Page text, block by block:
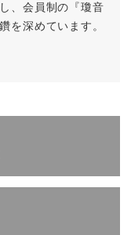
、会員制の『瓊音
を深めています。